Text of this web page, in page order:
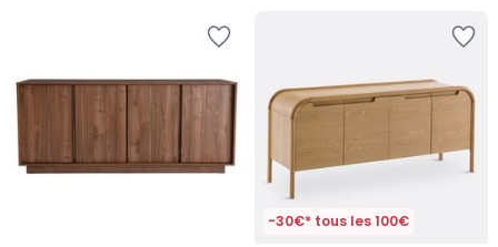
-30€* tous les 100€